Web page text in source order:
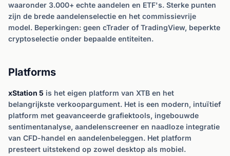
waaronder 3.000+ echte aandelen en ETF's. Sterke punten
zijn de brede aandelenselectie en het commissievrije
model. Beperkingen: geen cTrader of TradingView, beperkte
cryptoselectie onder bepaalde entiteiten.
Platforms
xStation 5 is het eigen platform van XTB en het
belangrijkste verkoopargument. Het is een modern, intuïtief
platform met geavanceerde grafiektools, ingebouwde
sentimentanalyse, aandelenscreener en naadloze integratie
van CFD-handel en aandelenbeleggen. Het platform
presteert uitstekend op zowel desktop als mobiel.